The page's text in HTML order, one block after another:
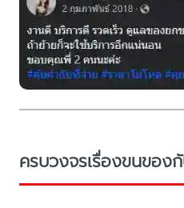
ครบวงจรเรื่องขนของ